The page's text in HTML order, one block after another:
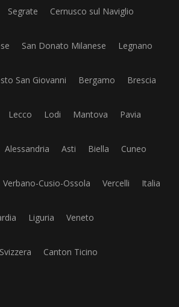
Segrate Cernusco sul Naviglio
San Donato Milanese Legnano
San Giovanni Bergamo Brescia
Lecco Lodi Mantova Pavia
Alessandria Asti Biella Cuneo
Verbano-Cusio-Ossola Vercelli Italia
Liguria Veneto
Svizzera Canton Ticino